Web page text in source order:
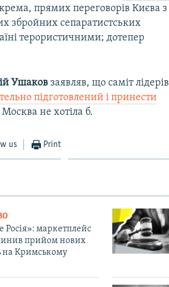
прямих переговорів Києва з
збройних сепаратистських
терористичними; дотепер
Ушаков заявляв, що саміт лідерів
підготовлений і принести
не хотіла б.
us Print
Росія»: маркетплейс
прийом нових
на Кримському